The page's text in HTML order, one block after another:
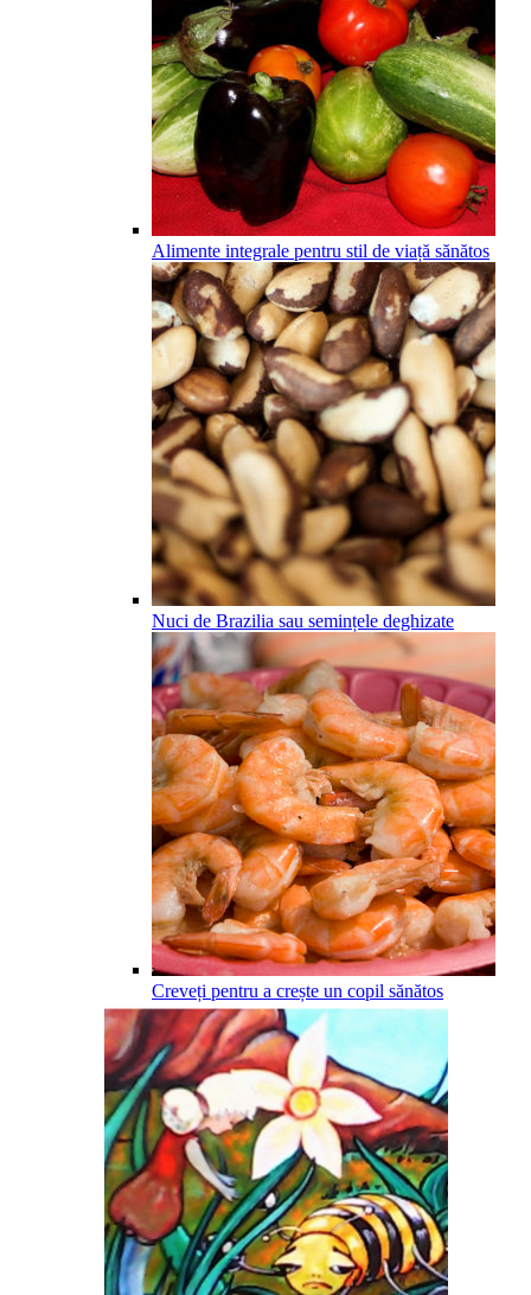
Alimente integrale pentru stil de viață sănătos
Nuci de Brazilia sau semințele deghizate
Creveți pentru a crește un copil sănătos